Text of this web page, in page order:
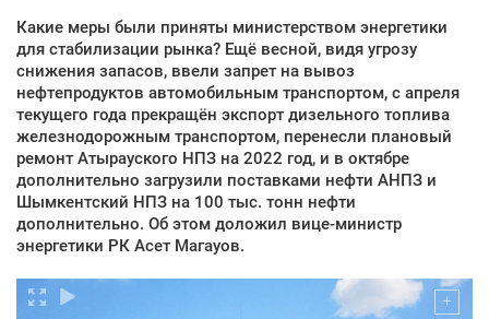
Какие меры были приняты министерством энергетики
для стабилизации рынка? Ещё весной, видя угрозу
снижения запасов, ввели запрет на вывоз
нефтепродуктов автомобильным транспортом, с апреля
текущего года прекращён экспорт дизельного топлива
железнодорожным транспортом, перенесли плановый
ремонт Атырауского НПЗ на 2022 год, и в октябре
дополнительно загрузили поставками нефти АНПЗ и
Шымкентский НПЗ на 100 тыс. тонн нефти
дополнительно. Об этом доложил вице-министр
энергетики РК Асет Магауов.